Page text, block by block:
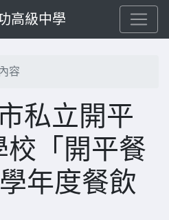
高級中學
容
私立開平
校「開平餐
年度餐飲